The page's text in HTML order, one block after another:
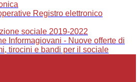
Registro elettronico
sociale 2019-2022
Informagiovani - Nuove offerte di
tirocini e bandi per il sociale